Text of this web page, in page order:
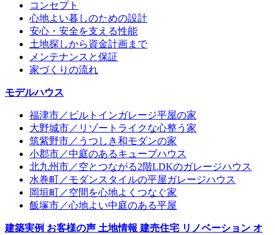
コンセプト
心地よい暮しのための設計
安心・安全を支える性能
土地探しから資金計画まで
メンテナンスと保証
家づくりの流れ
モデルハウス
福津市／ビルトインガレージ平屋の家
大野城市／リゾートライクな心整う家
筑紫野市／うつしき和モダンの家
小郡市／中庭のあるキューブハウス
北九州市／空とつながる2階LDKのガレージハウス
水巻町／モダンスタイルの平屋ガレージハウス
岡垣町／空間を心地よくつなぐ家
飯塚市／心地よい中庭のある平屋
建築実例 お客様の声 土地情報 建売住宅 リノベーション オ